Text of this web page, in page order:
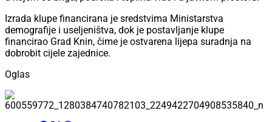
Izrada klupe financirana je sredstvima Ministarstva
demografije i useljeništva, dok je postavljanje klupe
financirao Grad Knin, čime je ostvarena lijepa suradnja na
dobrobit cijele zajednice.
Oglas